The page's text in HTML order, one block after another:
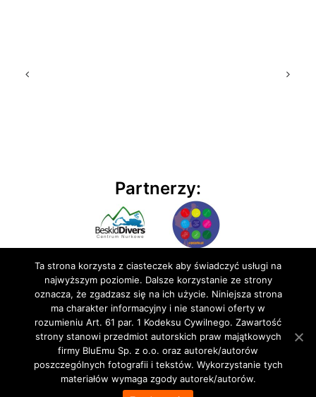
Partnerzy:
© 2020 BluEmu sp. z o.o. Wszelkie prawa zastrzeżone
Ta strona korzysta z ciasteczek aby świadczyć usługi na
najwyższym poziomie. Dalsze korzystanie ze strony
oznacza, że zgadzasz się na ich użycie. Niniejsza strona
ma charakter informacyjny i nie stanowi oferty w
rozumieniu Art. 61 par. 1 Kodeksu Cywilnego. Zawartość
strony stanowi przedmiot autorskich praw majątkowych
firmy BluEmu Sp. z o.o. oraz autorek/autorów
poszczególnych fotografii i tekstów. Wykorzystanie tych
materiałów wymaga zgody autorek/autorów.